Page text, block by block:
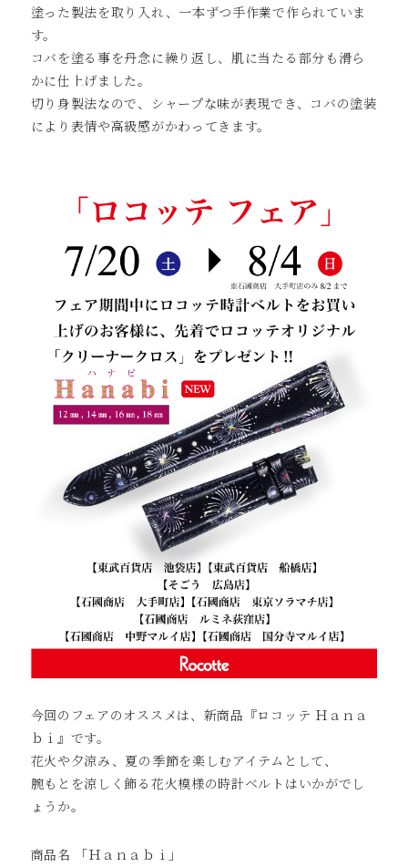
塗った製法を取り⼊れ、⼀本ずつ⼿作業で作られていま
す。
コバを塗る事を丹念に繰り返し、肌に当たる部分も滑ら
かに仕上げました。
切り⾝製法なので、シャープな味が表現でき、コバの塗装
により表情や⾼級感がかわってきます。
今回のフェアのオススメは、新商品『ロコッテ Ｈａｎａ
ｂｉ』です。
花火や夕涼み、夏の季節を楽しむアイテムとして、
腕もとを涼しく飾る花火模様の時計ベルトはいかがでし
ょうか。
商品名 「Ｈａｎａｂｉ」